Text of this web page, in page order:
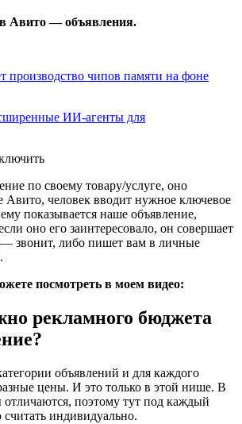
Авито — объявления.
производство чипов памяти на фоне
ИИ‑агенты для
по своему товару/услуге, оно
Авито, человек вводит нужное ключевое
показывается наше объявление,
оно его заинтересовало, он совершает
— звонит, либо пишет вам в личные
посмотреть в моем видео:
рекламного бюджета
объявлений и для каждого
цены. И это только в этой нише. В
поэтому тут под каждый
индивидуально.